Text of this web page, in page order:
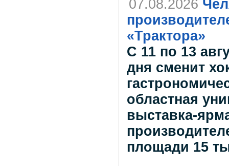
07.08.2026
«Трактора»
С 11 по 13
дня сменит
областная
выставка-
площади 15